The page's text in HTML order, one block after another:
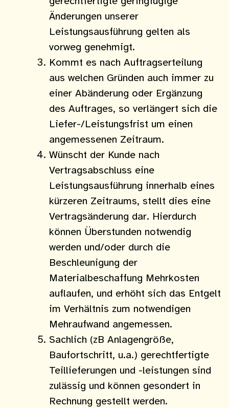
Änderungen unserer
Leistungsausführung gelten als
vorweg genehmigt.
Kommt es nach Auftragserteilung
aus welchen Gründen auch immer zu
einer Abänderung oder Ergänzung
des Auftrages, so verlängert sich die
Liefer-/Leistungsfrist um einen
angemessenen Zeitraum.
Wünscht der Kunde nach
Vertragsabschluss eine
Leistungsausführung innerhalb eines
kürzeren Zeitraums, stellt dies eine
Vertragsänderung dar. Hierdurch
können Überstunden notwendig
werden und/oder durch die
Beschleunigung der
Materialbeschaffung Mehrkosten
auflaufen, und erhöht sich das Entgelt
im Verhältnis zum notwendigen
Mehraufwand angemessen.
Sachlich (zB Anlagengröße,
Baufortschritt, u.a.) gerechtfertigte
Teillieferungen und -leistungen sind
zulässig und können gesondert in
Rechnung gestellt werden.